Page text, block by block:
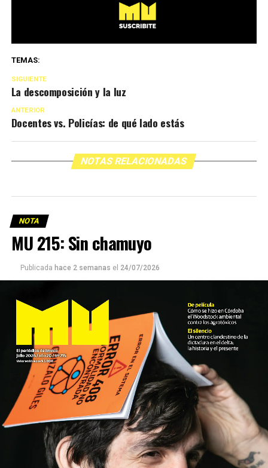
TEMAS:
SIGUIENTE
La descomposición y la luz
ANTERIOR
Docentes vs. Policías: de qué lado estás
NOTAS RELACIONADAS
NOTA
MU 215: Sin chamuyo
Publicada hace 2 semanas el 24/07/2026